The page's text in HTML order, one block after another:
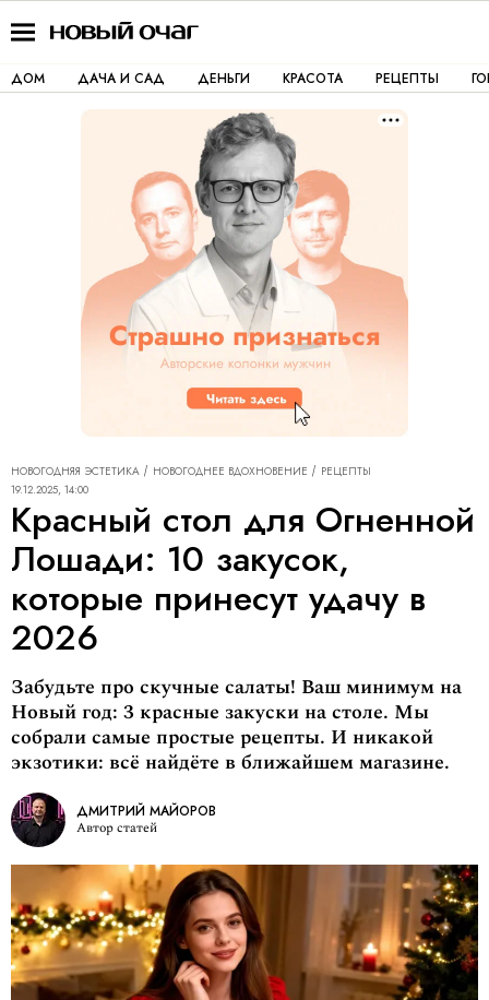
ДОМ ДАЧА И САД ДЕНЬГИ КРАСОТА РЕЦЕПТЫ
НОВОГОДНЯЯ ЭСТЕТИКА НОВОГОДНЕЕ ВДОХНОВЕНИЕ
РЕЦЕПТЫ
19.12.2025, 14:00
Красный стол для Огненной
Лошади: 10 закусок,
которые принесут удачу в
2026
Забудьте про скучные салаты! Ваш минимум на
Новый год: 3 красные закуски на столе. Мы
собрали самые простые рецепты. И никакой
экзотики: всё найдёте в ближайшем магазине.
ДМИТРИЙ МАЙОРОВ
Автор статей